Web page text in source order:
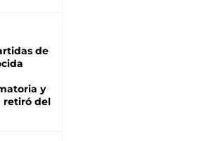
de
y
retiró del